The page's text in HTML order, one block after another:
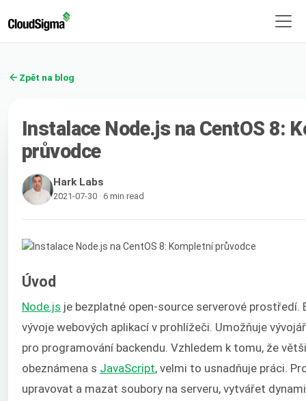
Zpět na blog
Instalace Node.js na CentOS 8:
průvodce
Hark Labs
2021-07-30 · 6 min read
Úvod
Node.js je bezplatné open-source serverové prostředí.
vývoje webových aplikací v prohlížeči. Umožňuje
pro programování backendu. Vzhledem k tomu, že
obeznámena s JavaScript, velmi to usnadňuje práci.
upravovat a mazat soubory na serveru, vytvářet